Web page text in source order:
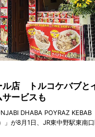
ル店 トルコケバブと
ービスも
DHABA POYRAZ KEBAB
」が8月1日、JR東中野駅東南